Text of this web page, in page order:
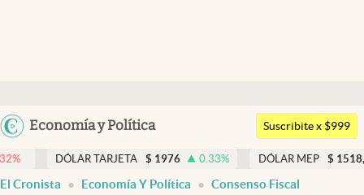
Argentina
Economía y Política
Members
Economía y Política
Finanzas y Mercados
Suscribite x $999
TARJETA $ 1976 0.33 % DÓLAR MEP $ 1518,45 -0.05%
El Cronista Economía Y Política Consenso Fiscal